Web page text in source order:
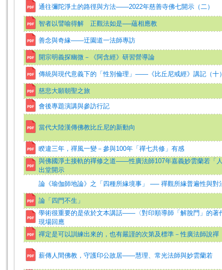
通往彌陀淨土的路徑與方法——2022年慈善寺佛七開示（二）
智者以譬喻得解 正觀法如是──蘊相應教
善念與奇緣——迂園道一法師專訪
開宗明義探幽微－《阿含經》研習營導論
傳統與現代意義下的「性別倫理」——《比丘尼戒經》講記（十
慈悲大願朝聖之旅
會後專題演講與參訪行記
當代大陸漢傳佛教比丘尼的新動向
睽違三年，禪風一變－參與100年「禪七共修」有感
與佛國淨土接軌的禪修之道——性廣法師107年嘉義妙雲蘭若「
出堂開示
論《瑜伽師地論》之「四種所緣境事」 ── 禪觀所緣普遍性與對
論「四門不生」
學術很重要的是依於文本講話——〈對印順導師「解脫門」的著
現場回應
禪定是可以訓練出來的，也有嚴謹的次第及標準－性廣法師說禪
薪傳人間佛教，守護印公故居——慧理、常光法師與妙雲蘭若